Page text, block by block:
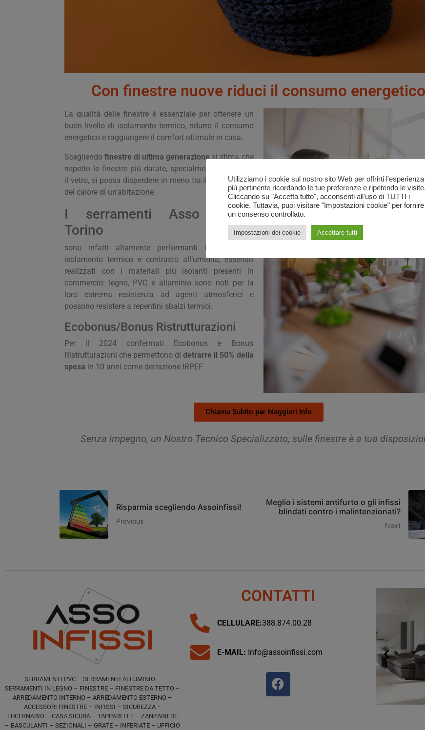
Con finestre nuove riduci il consumo energetico
La qualità delle finestre è essenziale per ottenere un
buon livello di isolamento termico, ridurre il consumo
energetico e raggiungere il comfort ottimale in casa.
Scegliendofinestre di ultima generazionesi stima che
rispetto le finestre più datate, specialmente attraverso
il vetro, si possa disperdere in meno tra il 25% e il 30%
del calore di un’abitazione.
I serramenti Asso Infissi
Torino
sono infatti altamente performanti in chiave di
isolamento termico e contrasto all’umidità, essendo
realizzati con i materiali più isolanti presenti in
commercio: legno, PVC e alluminio sono noti per la
loro estrema resistenza ad agenti atmosferici e
possono resistere a repentini sbalzi termici.
Ecobonus/Bonus Ristrutturazioni
Per il 2024 confermati Ecobonus e Bonus
Ristrutturazioni che permettono didetrarre il 50% della
spesa in 10 anni come detrazione IRPEF.
Chiama Subito per Maggiori Info
Senza impegno, un Nostro Tecnico Specializzato, sulle finestre è a tua
Risparmia scegliendo Assoinfissi!
Previous
Meglio i sistemi antifurto o gli infissi
blindati contro i malintenzionati?
Next
SERRAMENTI PVC – SERRAMENTI ALLUMINIO –
SERRAMENTI IN LEGNO – FINESTRE – FINESTRE DA TETTO –
ARREDAMENTO INTERNO – ARREDAMENTO ESTERNO –
ACCESSORI FINESTRE – INFISSI – SICUREZZA –
LUCERNARIO – CASA SICURA – TAPPARELLE – ZANZARIERE
– BASCULANTI – SEZIONALI – GRATE – INFERIATE – UFFICIO
CONTATTI
CELLULARE:388.874.00.28
E-MAIL: Info@assoinfissi.com
Utilizziamo i cookie sul nostro sito Web per offrirti l'esperienza
più pertinente ricordando le tue preferenze e ripetendo le visite.
Cliccando su "Accetta tutto", acconsenti all'uso di TUTTI i
cookie. Tuttavia, puoi visitare "Impostazioni cookie" per fornire
un consenso controllato.
Impostazioni dei cookie Accettare tutti